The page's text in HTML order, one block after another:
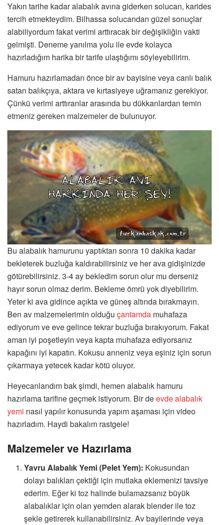
Yakın tarihe kadar alabalık avına giderken solucan, karides
tercih etmekteydim. Bilhassa solucandan güzel sonuçlar
alabiliyordum fakat verimi arttıracak bir değişikliğin vakti
gelmişti. Deneme yanılma yolu ile evde kolayca
hazırladığım harika bir tarife ulaştığımı söyleyebilirim.
Hamuru hazırlamadan önce bir av bayisine veya canlı balık
satan balıkçıya, aktara ve kırtasiyeye uğramanız gerekiyor.
Çünkü verimi arttıranlar arasında bu dükkanlardan temin
etmeniz gereken malzemeler de bulunuyor.
Bu alabalık hamurunu yaptıktan sonra 10 dakika kadar
bekleterek buzluğa kaldırabilirsiniz ve her ava gidişinizde
götürebilirsiniz. 3-4 ay bekledim sorun olur mu derseniz
hayır sorun olmaz derim. Bekleme ömrü yok diyebilirim.
Yeter ki ava gidince açıkta ve güneş altında bırakmayın.
Ben av malzemelerimin olduğu çantamda muhafaza
ediyorum ve eve gelince tekrar buzluğa bırakıyorum. Fakat
aman iyi poşetleyin veya kapta muhafaza ediyorsanız
kapağını iyi kapatın. Kokusu anneniz veya eşiniz için sorun
çıkarmaya yetecek kadar kötü oluyor.
Heyecanlandım bak şimdi, hemen alabalık hamuru
hazırlama tarifine geçmek istiyorum. Bir deevde alabalık
yemi nasıl yapılır konusunda yapım aşaması için video
hazırladım. Haydi bakalım rastgele!
Malzemeler ve Hazırlama
Yavru Alabalık Yemi (Pelet Yem): Kokusundan
dolayı balıkları çektiği için mutlaka eklemenizi tavsiye
ederim. Eğer ki toz halinde bulamazsanız büyük
alabalıklar için olan yemden alarak blender ile toz
şekle getirerek kullanabilirsiniz. Av bayilerinde veya